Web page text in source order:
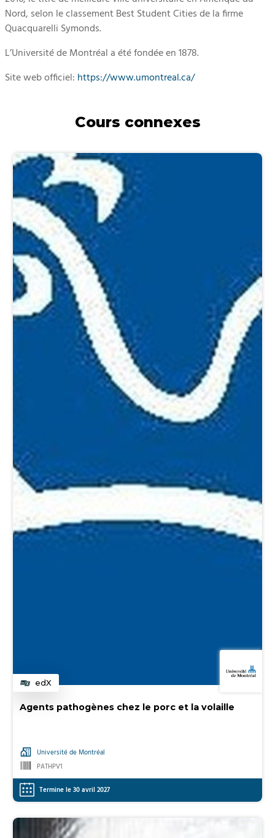
Nord, selon le classement Best Student Cities de la firme
Quacquarelli Symonds.
L’Université de Montréal a été fondée en 1878.
Site web officiel: https://www.umontreal.ca/
Cours connexes
Agents pathogènes chez le porc et la volaille
Université de Montréal
PATHPV1
Catégorie
edX
Termine le 30 avril 2027